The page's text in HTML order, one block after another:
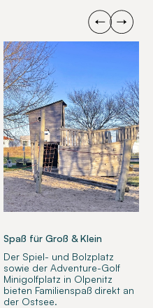
Spaß für Groß & Klein
Der Spiel- und Bolzplatz
sowie der Adventure-Golf
Minigolfplatz in Olpenitz
bieten Familienspaß direkt an
der Ostsee.